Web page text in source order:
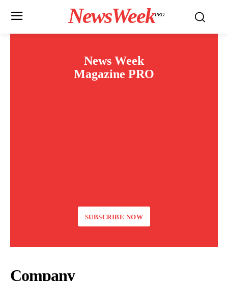
NewsWeekPRO
News Week
Magazine PRO
SUBSCRIBE NOW
Company